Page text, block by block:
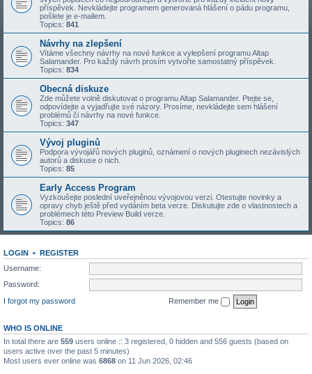
příspěvek. Nevkládejte programem generovaná hlášení o pádu programu,
pošlete je e-mailem.
Topics: 841
Návrhy na zlepšení
Vítáme všechny návrhy na nové funkce a vylepšení programu Altap
Salamander. Pro každý návrh prosím vytvořte samostatný příspěvek.
Topics: 834
Obecná diskuze
Zde můžete volně diskutovat o programu Altap Salamander. Ptejte se,
odpovídejte a vyjadřujte své názory. Prosíme, nevkládejte sem hlášení
problémů či návrhy na nové funkce.
Topics: 347
Vývoj pluginů
Podpora vývojářů nových pluginů, oznámení o nových pluginech nezávislých
autorů a diskuse o nich.
Topics: 85
Early Access Program
Vyzkoušejte poslední uveřejněnou vývojovou verzi. Otestujte novinky a
opravy chyb ještě před vydáním beta verze. Diskutujte zde o vlastnostech a
problémech této Preview Build verze.
Topics: 86
LOGIN • REGISTER
Username:
Password:
I forgot my password
Remember me
WHO IS ONLINE
In total there are 559 users online :: 3 registered, 0 hidden and 556 guests (based on
users active over the past 5 minutes)
Most users ever online was 6868 on 11 Jun 2026, 02:46